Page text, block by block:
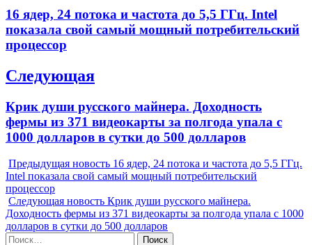
записям
Previous
16 ядер, 24 потока и частота до 5,5 ГГц. Intel
показала свой самый мощный потребительский
процессор
Следующая
Next
post:
Крик души русского майнера. Доходность
фермы из 371 видеокарты за полгода упала с
1000 долларов в сутки до 500 долларов
Предыдущая новость 16 ядер, 24 потока и частота до 5,5 ГГц.
Intel показала свой самый мощный потребительский
процессор
Следующая новость Крик души русского майнера.
Доходность фермы из 371 видеокарты за полгода упала с 1000
долларов в сутки до 500 долларов
Найти: